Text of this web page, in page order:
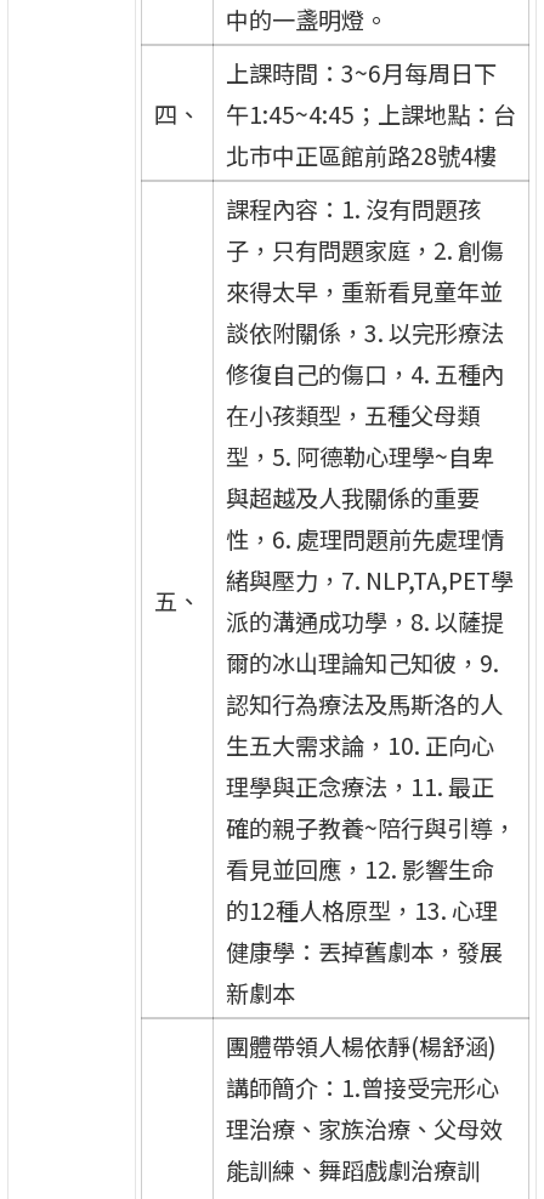
中的一盞明燈。
四、
上課時間：3~6月每周日下
午1:45~4:45；上課地點：台
北巿中正區館前路28號4樓
五、
課程內容：1. 沒有問題孩
子，只有問題家庭，2. 創傷
來得太早，重新看見童年並
談依附關係，3. 以完形療法
修復自己的傷口，4. 五種內
在小孩類型，五種父母類
型，5. 阿德勒心理學~自卑
與超越及人我關係的重要
性，6. 處理問題前先處理情
緒與壓力，7. NLP,TA,PET學
派的溝通成功學，8. 以薩提
爾的冰山理論知己知彼，9.
認知行為療法及馬斯洛的人
生五大需求論，10. 正向心
理學與正念療法，11. 最正
確的親子教養~陪行與引導，
看見並回應，12. 影響生命
的12種人格原型，13. 心理
健康學：丟掉舊劇本，發展
新劇本
團體帶領人楊依靜(楊舒涵)
講師簡介：1.曾接受完形心
理治療、家族治療、父母效
能訓練、舞蹈戲劇治療訓